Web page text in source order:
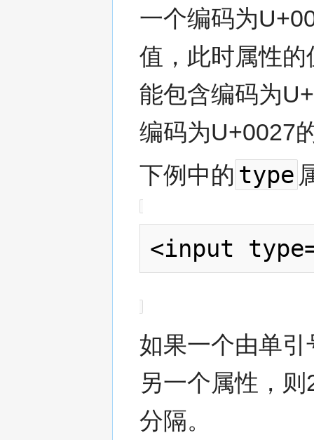
一个编码为
值，此时属性
能包含编码为
编码为U+0027
下例中的 type
如果一个由单
另一个属性，
分隔。